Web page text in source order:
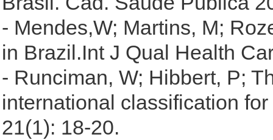
- Mendes,W; Martins, M;
in Brazil.Int J Qual Health
- Runciman, W; Hibbert, P;
international classification
21(1): 18-20.